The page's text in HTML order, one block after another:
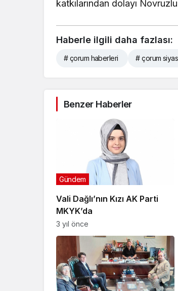
katkılarından dolayı
Haberle ilgili daha fazlası:
# çorum haberleri # çorum
Benzer Haberler
Vali Dağlı’nın Kızı AK Parti
MKYK’da
Gündem
3 yıl önce